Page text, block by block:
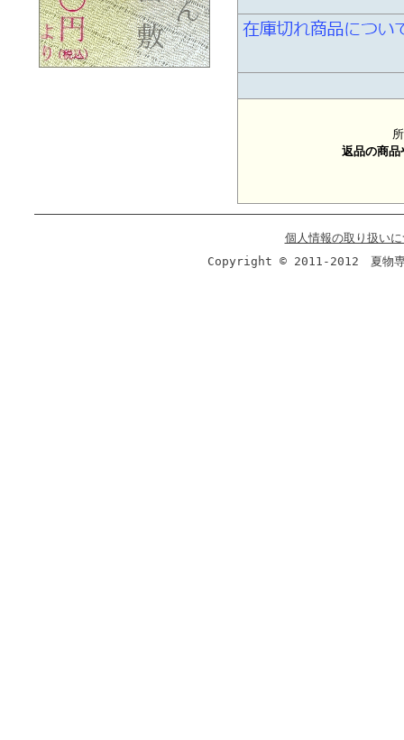
返品の商品
個人情報の取り扱い
Copyright © 2011-2012 夏物